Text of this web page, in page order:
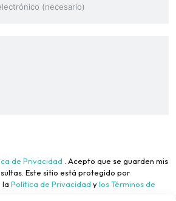
de Privacidad . Acepto que se guarden mis
Este sitio está protegido por
la Política de Privacidad ylos Términos de